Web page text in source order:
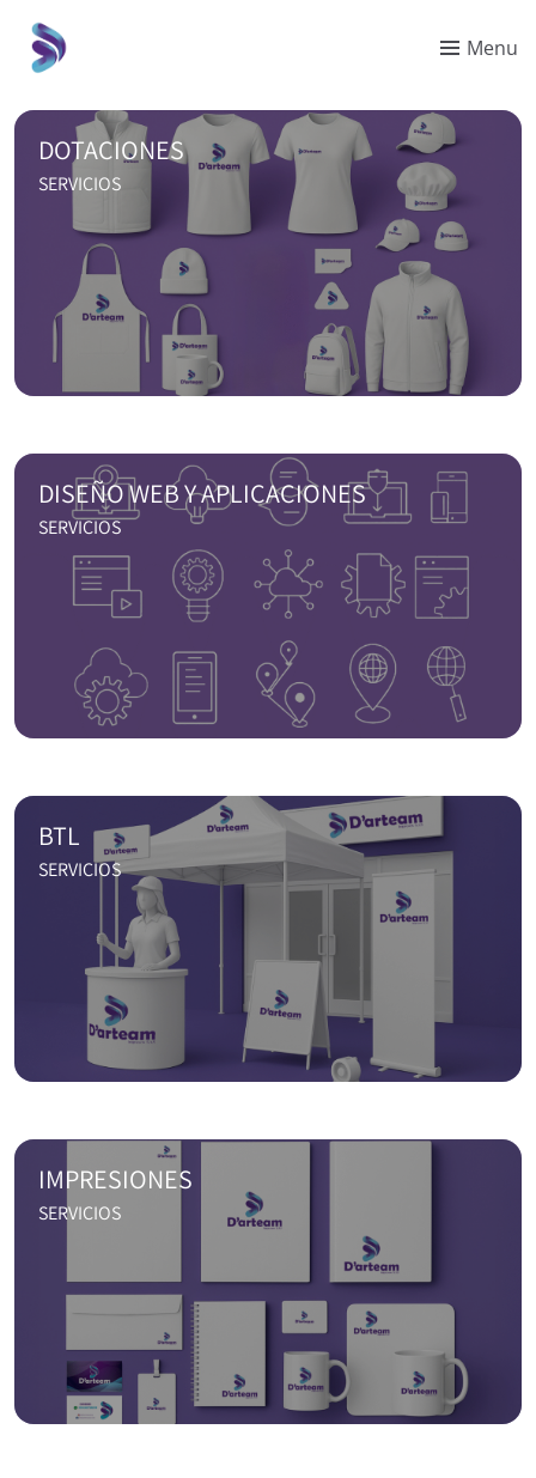
Menu
DOTACIONES
SERVICIOS
DISEÑO WEB Y APLICACIONES
SERVICIOS
BTL
SERVICIOS
IMPRESIONES
SERVICIOS